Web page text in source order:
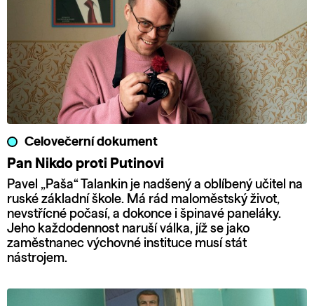
Celovečerní dokument
Pan Nikdo proti Putinovi
Pavel „Paša“ Talankin je nadšený a oblíbený učitel na
ruské základní škole. Má rád maloměstský život,
nevstřícné počasí, a dokonce i špinavé paneláky.
Jeho každodennost naruší válka, jíž se jako
zaměstnanec výchovné instituce musí stát
nástrojem.